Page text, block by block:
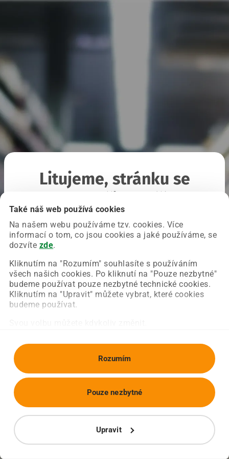
Také náš web používá cookies
Na našem webu používáme tzv. cookies. Více
informací o tom, co jsou cookies a jaké používáme, se
dozvíte zde.
Kliknutím na "Rozumím" souhlasíte s používáním
všech našich cookies. Po kliknutí na "Pouze nezbytné"
budeme používat pouze nezbytné technické cookies.
Kliknutím na "Upravit" můžete vybrat, které cookies
budeme používat.
Rozumím
Upravit
Pouze nezbytné
Litujeme, stránku se
Chyba nastala na naší straně a už ji opravujeme.
Zkuste prosím znovu načíst požadovanou stránku.
Obnovit stránku Úvodní strana